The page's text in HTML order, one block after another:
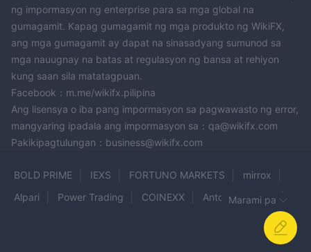
ng impormasyon ng enterprise para sa mga global na
gumagamit. Kapag gumagamit ng mga produkto ng WikiFX,
ang mga gumagamit ay dapat na sinasadyang sumunod sa
mga nauugnay na batas at regulasyon ng bansa at rehiyon
kung saan sila matatagpuan.
Facebook：m.me/wikifx.pilipina
Ang lisensya o iba pang impormasyon sa pagwawasto ng error,
mangyaring ipadala ang impormasyon sa：qa@wikifx.com
Pakikipagtulungan：business@wikifx.com
BOLD PRIME IEXS FORTUNO MARKETS
mirrox
Alpari
Power Trading COINEXX
Antos Pinnacles
Marami pa